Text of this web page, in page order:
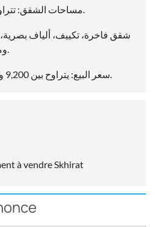
مساحات الشقق: تتراوح بين 83 و109 متر مربع.
شقق فاخرة، تكييف، ألياف
ومكان في مرآب لكل شقة.
سعر البيع: يتراوح بين 9,200 و9,500 درهم للمتر المربع.
à vendre Skhirat